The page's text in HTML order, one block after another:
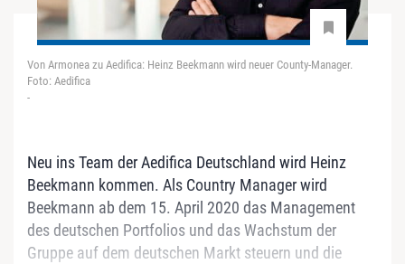
Von Armonea zu Aedifica: Heinz Beekmann wird neuer County-Manager.
Foto: Aedifica
-
Neu ins Team der Aedifica Deutschland wird Heinz
Beekmann kommen. Als Country Manager wird
Beekmann ab dem 15. April 2020 das Management
des deutschen Portfolios und das Wachstum der
Gruppe auf dem deutschen Markt steuern und die